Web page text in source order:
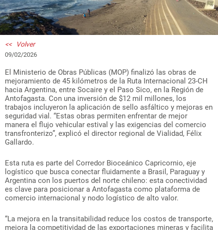
<< Volver
09/02/2026
El Ministerio de Obras Públicas (MOP) finalizó las obras de
mejoramiento de 45 kilómetros de la Ruta Internacional 23-CH
hacia Argentina, entre Socaire y el Paso Sico, en la Región de
Antofagasta. Con una inversión de $12 mil millones, los
trabajos incluyeron la aplicación de sello asfáltico y mejoras en
seguridad vial. “Estas obras permiten enfrentar de mejor
manera el flujo vehicular estival y las exigencias del comercio
transfronterizo”, explicó el director regional de Vialidad, Félix
Gallardo.
Esta ruta es parte del Corredor Bioceánico Capricornio, eje
logístico que busca conectar fluidamente a Brasil, Paraguay y
Argentina con los puertos del norte chileno: esta conectividad
es clave para posicionar a Antofagasta como plataforma de
comercio internacional y nodo logístico de alto valor.
“La mejora en la transitabilidad reduce los costos de transporte,
mejora la competitividad de las exportaciones mineras y facilita